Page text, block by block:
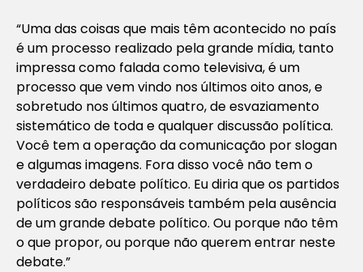
“Uma das coisas que mais têm acontecido no país
é um processo realizado pela grande mídia, tanto
impressa como falada como televisiva, é um
processo que vem vindo nos últimos oito anos, e
sobretudo nos últimos quatro, de esvaziamento
sistemático de toda e qualquer discussão política.
Você tem a operação da comunicação por slogan
e algumas imagens. Fora disso você não tem o
verdadeiro debate político. Eu diria que os partidos
políticos são responsáveis também pela ausência
de um grande debate político. Ou porque não têm
o que propor, ou porque não querem entrar neste
debate.”